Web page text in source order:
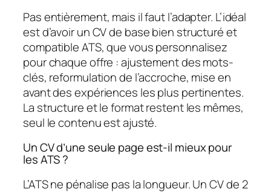
Pas entièrement, mais il faut l’adapter. L’idéal
est d’avoir un CV de base bien structuré et
compatible ATS, que vous personnalisez
pour chaque offre : ajustement des mots-
clés, reformulation de l’accroche, mise en
avant des expériences les plus pertinentes.
La structure et le format restent les mêmes,
seul le contenu est ajusté.
Un CV d’une seule page est-il mieux pour
les ATS ?
L’ATS ne pénalise pas la longueur. Un CV de 2